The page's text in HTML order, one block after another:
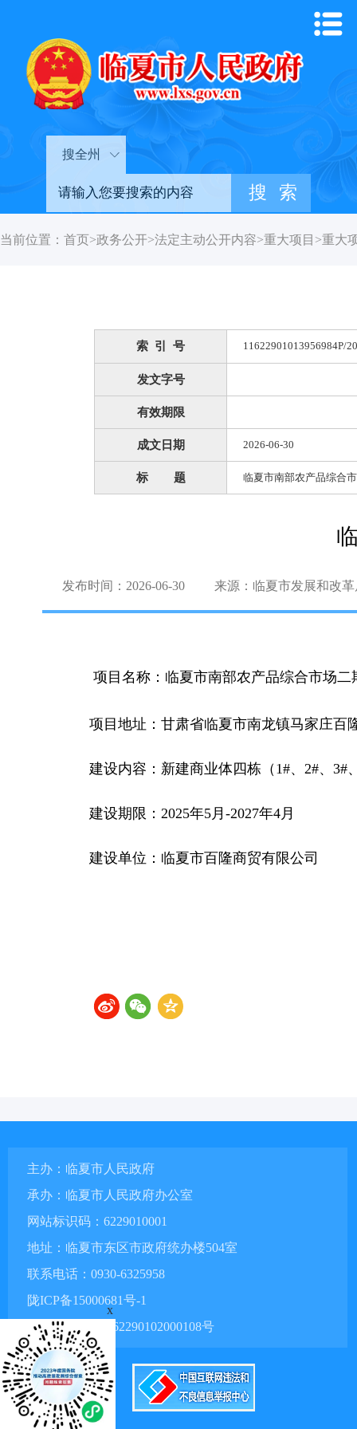
搜全州
当前位置： 首页>政务公开>法定主动公开内容>重大项目 >重大
索 引 号 11622901013956984P/
发文字号
有效期限
成文日期 2026-06-30
标 题 临夏市南部农产品综合
发布时间：2026-06-30 来源：临夏市发展和改革
项目名称：临夏市南部农产品综合市场二
项目地址：甘肃省临夏市南龙镇马家庄百
建设内容：新建商业体四栋（1#、2#、3#
建设期限：2025年5月-2027年4月
建设单位：临夏市百隆商贸有限公司
主办：临夏市人民政府
承办：临夏市人民政府办公室
网站标识码：6229010001
地址：临夏市东区市政府统办楼504室
联系电话：0930-6325958
陇ICP备15000681号-1
甘公网安备 62290102000108号
x